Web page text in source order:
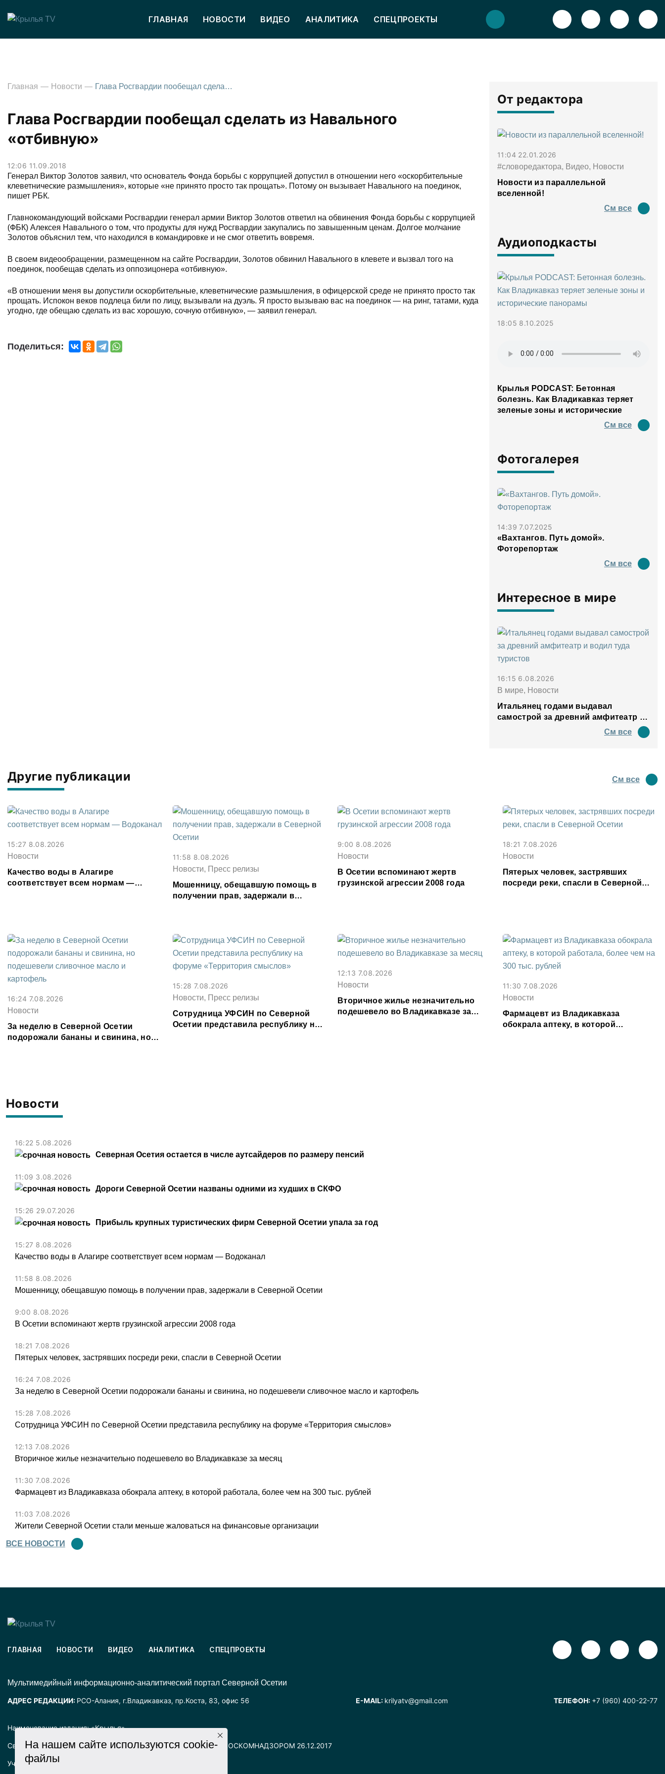
ГЛАВНАЯ НОВОСТИ ВИДЕО АНАЛИТИКА СПЕЦПРОЕКТЫ
Новости
16:22 5.08.2026
Северная Осетия остается в числе аутсайдеров по размеру пенсий
11:09 3.08.2026
Дороги Северной Осетии названы одними из худших в СКФО
15:26 29.07.2026
Прибыль крупных туристических фирм Северной Осетии упала за год
15:27 8.08.2026
Качество воды в Алагире соответствует всем нормам — Водоканал
11:58 8.08.2026
Мошенницу, обещавшую помощь в получении прав, задержали в Северной Осетии
9:00 8.08.2026
В Осетии вспоминают жертв грузинской агрессии 2008 года
18:21 7.08.2026
Пятерых человек, застрявших посреди реки, спасли в Северной Осетии
16:24 7.08.2026
За неделю в Северной Осетии подорожали бананы и свинина, но подешевели сливочное масло и картофель
15:28 7.08.2026
Сотрудница УФСИН по Северной Осетии представила республику на форуме «Территория смыслов»
12:13 7.08.2026
Вторичное жилье незначительно подешевело во Владикавказе за месяц
11:30 7.08.2026
Фармацевт из Владикавказа обокрала аптеку, в которой работала, более чем на 300 тыс. рублей
11:03 7.08.2026
Жители Северной Осетии стали меньше жаловаться на финансовые организации
ВСЕ НОВОСТИ
Главная Новости Глава Росгвардии пообещал сделать из Навального «отбивную»
Глава Росгвардии пообещал сделать из Навального
«отбивную»
12:06 11.09.2018
Генерал Виктор Золотов заявил, что основатель Фонда борьбы с коррупцией допустил в отношении него «оскорбительные
клеветнические размышления», которые «не принято просто так прощать». Потому он вызывает Навального на поединок,
пишет РБК.
Главнокомандующий войсками Росгвардии генерал армии Виктор Золотов ответил на обвинения Фонда борьбы с коррупцией
(ФБК) Алексея Навального о том, что продукты для нужд Росгвардии закупались по завышенным ценам. Долгое молчание
Золотов объяснил тем, что находился в командировке и не смог ответить вовремя.
В своем видеообращении, размещенном на сайте Росгвардии, Золотов обвинил Навального в клевете и вызвал того на
поединок, пообещав сделать из оппозицонера «отбивную».
«В отношении меня вы допустили оскорбительные, клеветнические размышления, в офицерской среде не принято просто так
прощать. Испокон веков подлеца били по лицу, вызывали на дуэль. Я просто вызываю вас на поединок — на ринг, татами, куда
угодно, где обещаю сделать из вас хорошую, сочную отбивную», — заявил генерал.
Поделиться:
От редактора
11:04 22.01.2026
#словоредактора, Видео, Новости
Новости из параллельной
вселенной!
См все
Аудиоподкасты
18:05 8.10.2025
Крылья PODCAST: Бетонная
болезнь. Как Владикавказ теряет
зеленые зоны и исторические
См все
Фотогалерея
14:39 7.07.2025
«Вахтангов. Путь домой».
Фоторепортаж
См все
Интересное в мире
16:15 6.08.2026
В мире, Новости
Итальянец годами выдавал
самострой за древний амфитеатр и
См все
Другие публикации См все
15:27 8.08.2026
Новости
Качество воды в Алагире
соответствует всем нормам —
11:58 8.08.2026
Новости, Пресс релизы
Мошенницу, обещавшую помощь в
получении прав, задержали в
9:00 8.08.2026
Новости
В Осетии вспоминают жертв
грузинской агрессии 2008 года
18:21 7.08.2026
Новости
Пятерых человек, застрявших
посреди реки, спасли в Северной
16:24 7.08.2026
Новости
За неделю в Северной Осетии
подорожали бананы и свинина, но
15:28 7.08.2026
Новости, Пресс релизы
Сотрудница УФСИН по Северной
Осетии представила республику на
12:13 7.08.2026
Новости
Вторичное жилье незначительно
подешевело во Владикавказе за
11:30 7.08.2026
Новости
Фармацевт из Владикавказа
обокрала аптеку, в которой
Наименование издания: «Крылья».
Свидетельство о регистрации СМИ ЭЛ № ФС77-72025 выдано РОСКОМНАДЗОРОМ 26.12.2017
Учредитель: ООО «Крылья».
ГЛАВНАЯ НОВОСТИ ВИДЕО АНАЛИТИКА СПЕЦПРОЕКТЫ
Mультимедийный информационно-аналитический портал Северной Осетии
АДРЕС РЕДАКЦИИ: РСО-Алания, г.Владикавказ, пр.Коста, 83, офис 56 E-MAIL: krilyatv@gmail.com ТЕЛЕФОН: +7 (960) 400-22-77
На нашем сайте используются cookie-
файлы